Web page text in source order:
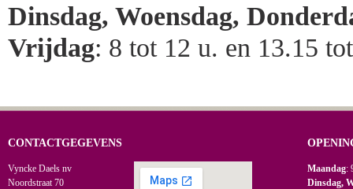
Dinsdag, Woensdag,
Vrijdag: 8 tot 12 u. en 13.15
CONTACTGEGEVENS
Vyncke Daels nv
Noordstraat 70
Maandag:
Dinsdag,